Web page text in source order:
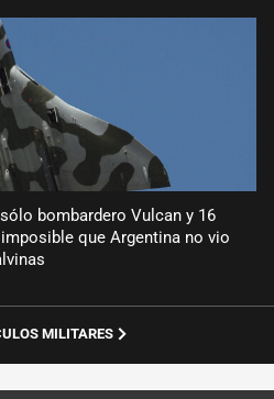
bombardero Vulcan y 16
que Argentina no vio
MILITARES